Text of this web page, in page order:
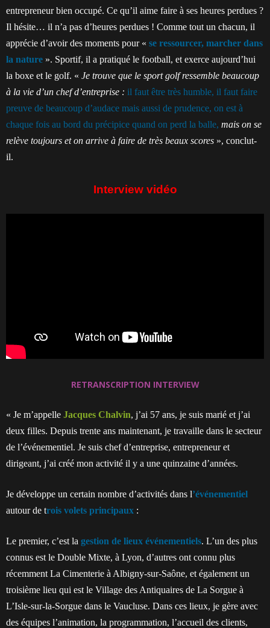
entrepreneur bien occupé. Ce qu’il aime faire à ses heures perdues ?
Il hésite… il n’a pas d’heures perdues ! Comme tout un chacun, il
apprécie d’avoir des moments pour « se ressourcer, marcher dans
la nature ». Sportif, il a pratiqué le football, et exerce aujourd’hui
la boxe et le golf. « Je trouve que le sport golf ressemble beaucoup
à la vie d’un chef d’entreprise : il faut être très humble, il faut faire
preuve de beaucoup d’audace mais aussi de prudence, on est à
chaque fois au bord du précipice quand on perd la balle, mais on se
relève toujours et on arrive à faire de très beaux scores », conclut-
il.
Interview vidéo
RETRANSCRIPTION INTERVIEW
« Je m’appelle Jacques Chalvin, j’ai 57 ans, je suis marié et j’ai
deux filles. Depuis trente ans maintenant, je travaille dans le secteur
de l’événementiel. Je suis chef d’entreprise, entrepreneur et
dirigeant, j’ai créé mon activité il y a une quinzaine d’années.
Je développe un certain nombre d’activités dans l’événementiel
autour de trois volets principaux :
Le premier, c’est la gestion de lieux événementiels. L’un des plus
connus est le Double Mixte, à Lyon, d’autres ont connu plus
récemment La Cimenterie à Albigny-sur-Saône, et également un
troisième lieu qui est le Village des Antiquaires de La Sorgue à
L’Isle-sur-la-Sorgue dans le Vaucluse. Dans ces lieux, je gère avec
des équipes l’animation, la programmation, l’accueil des clients,